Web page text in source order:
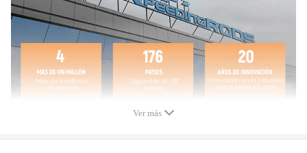
Aviso:
Todas las modificaciones deben ser instaladas por mecánicos cualificados
y cumplir con la normativa local aplicable sobre modificaciones de
Ver más